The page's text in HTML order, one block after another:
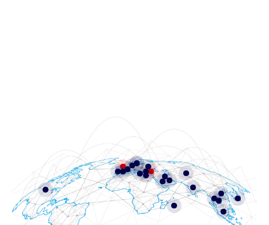
UK Merkez Ofis
Bölgesel Ofis – Türkiye
Bölgesel Ofis – İsrail
Bölgesel Ofis – Birleşik Arap Emirlikleri
Bölgesel Ofis – Kuveyt